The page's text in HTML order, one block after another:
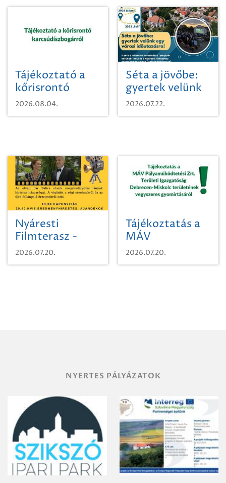
Tájékoztató a
kőrisrontó
karcsúdíszbogárról
2026.08.04.
Séta a jövőbe:
gyertek velünk
egy városi
időutazásra!
2026.07.22.
Nyáresti
Filmterasz -
Beugró a
Paradicsomba
2026.07.20.
Tájékoztatás a
MÁV
Pályaműködtetési
Zrt. Területi
2026.07.20.
NYERTES PÁLYÁZATOK